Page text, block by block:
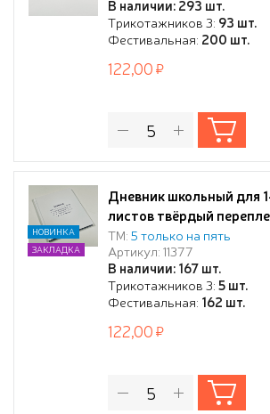
В наличии: 293 шт.
Трикотажников 3: 93 шт.
Фестивальная: 200 шт.
122,00
Дневник школьный для
листов твёрдый
глянцевая ламинация
ТМ:5 только на пять
Артикул: 11377
В наличии: 167 шт.
Трикотажников 3:5 шт.
Фестивальная: 162 шт.
НОВИНКА
ЗАКЛАДКА
122,00